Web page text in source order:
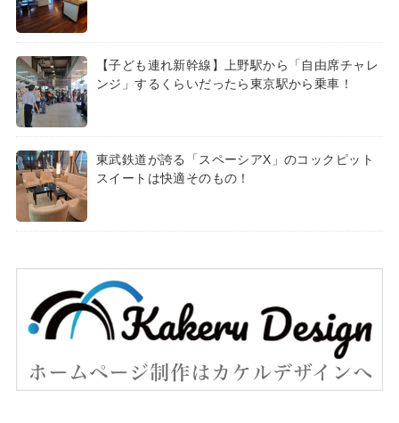
【子ども連れ新幹線】上野駅から「自由席チャレ
ンジ」するくらいだったら東京駅から乗車！
東武鉄道が誇る「スペーシアX」のコックピット
スイートは快適そのもの！